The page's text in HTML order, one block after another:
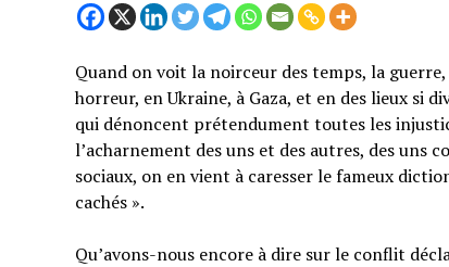
Quand on voit la noirceur des temps, la
horreur, en Ukraine, à Gaza, et en des lieux si
qui dénoncent prétendument toutes les
l’acharnement des uns et des autres, des uns
sociaux, on en vient à caresser le fameux
cachés ».
Qu’avons-nous encore à dire sur le conflit